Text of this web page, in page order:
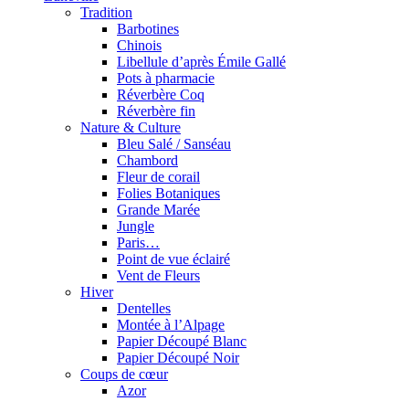
Tradition
Barbotines
Chinois
Libellule d’après Émile Gallé
Pots à pharmacie
Réverbère Coq
Réverbère fin
Nature & Culture
Bleu Salé / Sanséau
Chambord
Fleur de corail
Folies Botaniques
Grande Marée
Jungle
Paris…
Point de vue éclairé
Vent de Fleurs
Hiver
Dentelles
Montée à l’Alpage
Papier Découpé Blanc
Papier Découpé Noir
Coups de cœur
Azor